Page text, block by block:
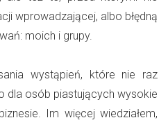
wprowadzającej, albo błędną
moich i grupy.
wystąpień, które nie raz
dla osób piastujących wysokie
Im więcej wiedziałem,